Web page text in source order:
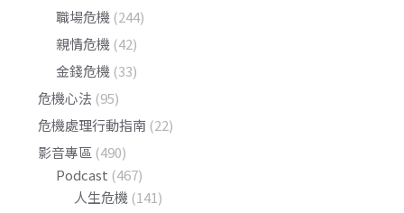
職場危機 (244)
親情危機 (42)
金錢危機 (33)
危機心法 (95)
危機處理行動指南 (22)
影音專區 (490)
Podcast (467)
人生危機 (141)